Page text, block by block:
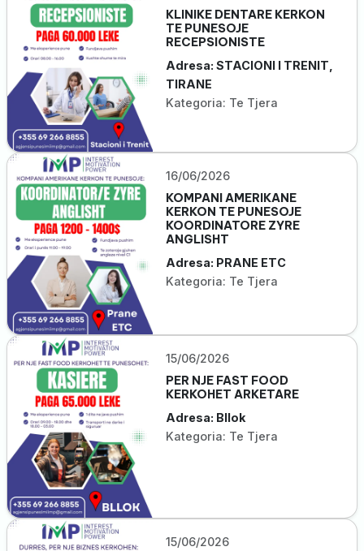
KLINIKE DENTARE KERKON
TE PUNESOJE
RECEPSIONISTE
Adresa: STACIONI I TRENIT,
TIRANE
Kategoria: Te Tjera
16/06/2026
KOMPANI AMERIKANE
KERKON TE PUNESOJE
KOORDINATORE ZYRE
ANGLISHT
Adresa: PRANE ETC
Kategoria: Te Tjera
15/06/2026
PER NJE FAST FOOD
KERKOHET ARKETARE
Adresa: Bllok
Kategoria: Te Tjera
15/06/2026